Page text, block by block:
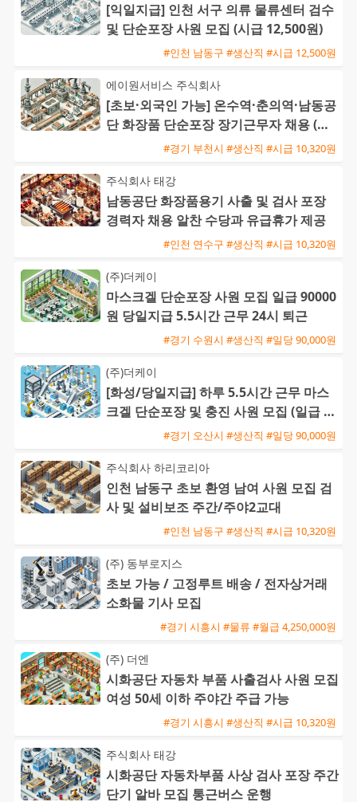
[익일지급] 인천 서구 의류 물류센터 검수
및 단순포장 사원 모집 (시급 12,500원)
#인천 남동구 #생산직 #시급 12,500원
에이원서비스 주식회사
[초보·외국인 가능] 온수역·춘의역·남동공
단 화장품 단순포장 장기근무자 채용 (주
#경기 부천시 #생산직 #시급 10,320원
주식회사 태강
남동공단 화장품용기 사출 및 검사 포장
경력자 채용 알찬 수당과 유급휴가 제공
#인천 연수구 #생산직 #시급 10,320원
(주)더케이
마스크겔 단순포장 사원 모집 일급 90000
원 당일지급 5.5시간 근무 24시 퇴근
#경기 수원시 #생산직 #일당 90,000원
(주)더케이
[화성/당일지급] 하루 5.5시간 근무 마스
크겔 단순포장 및 충진 사원 모집 (일급 9
#경기 오산시 #생산직 #일당 90,000원
주식회사 하리코리아
인천 남동구 초보 환영 남여 사원 모집 검
사 및 설비보조 주간/주야2교대
#인천 남동구 #생산직 #시급 10,320원
(주) 동부로지스
초보 가능 / 고정루트 배송 / 전자상거래
소화물 기사 모집
#경기 시흥시 #물류 #월급 4,250,000원
(주) 더엔
시화공단 자동차 부품 사출검사 사원 모집
여성 50세 이하 주야간 주급 가능
#경기 시흥시 #생산직 #시급 10,320원
주식회사 태강
시화공단 자동차부품 사상 검사 포장 주간
단기 알바 모집 통근버스 운행